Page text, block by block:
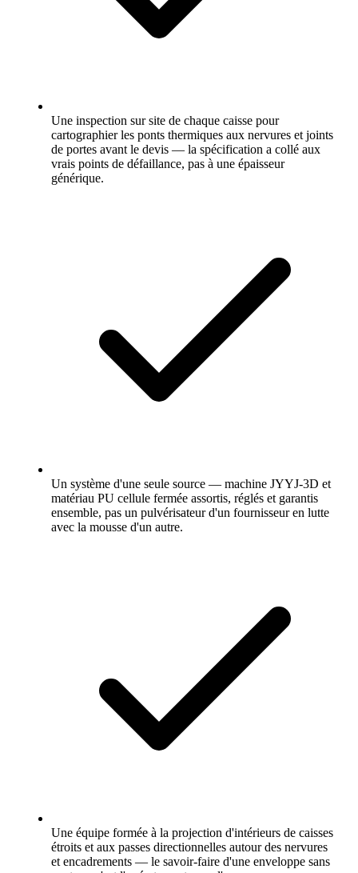
Une inspection sur site de chaque caisse pour
cartographier les ponts thermiques aux nervures et joints
de portes avant le devis — la spécification a collé aux
vrais points de défaillance, pas à une épaisseur
générique.
Un système d'une seule source — machine JYYJ-3D et
matériau PU cellule fermée assortis, réglés et garantis
ensemble, pas un pulvérisateur d'un fournisseur en lutte
avec la mousse d'un autre.
Une équipe formée à la projection d'intérieurs de caisses
étroits et aux passes directionnelles autour des nervures
et encadrements — le savoir-faire d'une enveloppe sans